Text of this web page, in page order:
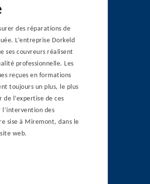
des réparations de
L’entreprise Dorkeld
ses couvreurs réalisent
professionnelle. Les
reçues en formations
toujours un plus, le plus
l’expertise de ces
des
sise à Miremont, dans le
web.